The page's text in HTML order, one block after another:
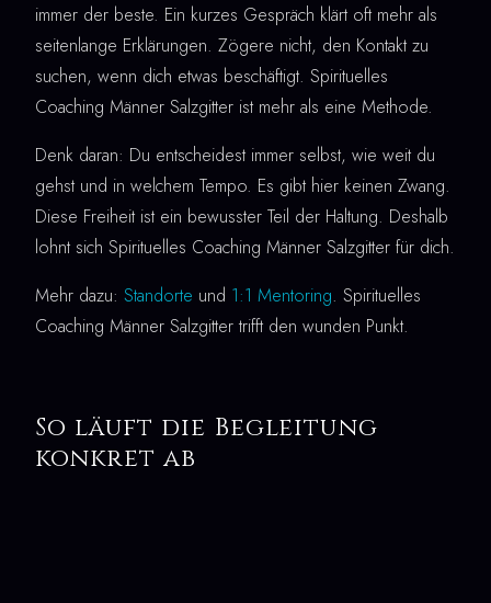
immer der beste. Ein kurzes Gespräch klärt oft mehr als
seitenlange Erklärungen. Zögere nicht, den Kontakt zu
suchen, wenn dich etwas beschäftigt. Spirituelles
Coaching Männer Salzgitter ist mehr als eine Methode.
Denk daran: Du entscheidest immer selbst, wie weit du
gehst und in welchem Tempo. Es gibt hier keinen Zwang.
Diese Freiheit ist ein bewusster Teil der Haltung. Deshalb
lohnt sich Spirituelles Coaching Männer Salzgitter für dich.
Mehr dazu: Standorte und 1:1 Mentoring. Spirituelles
Coaching Männer Salzgitter trifft den wunden Punkt.
So läuft die Begleitung
konkret ab